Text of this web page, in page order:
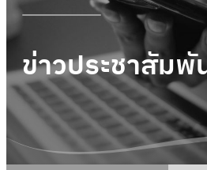
ข่าวประชาสัมพั